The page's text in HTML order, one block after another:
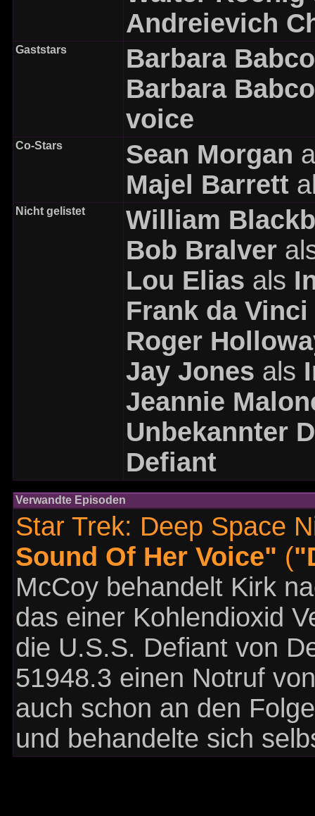
Andreievich
Gaststars
Barbara
Barbara
voice
Co-Stars Sean Morgan
Majel Barrett
Nicht gelistet
William
Bob Bralver
Lou Elias als
Frank da Vinci
Roger
Jay Jones als
Jeannie
Unbekannter
Defiant
Verwandte Episoden
Star Trek: Deep Space
Sound Of Her Voice" (
McCoy behandelt Kirk
das einer Kohlendioxid
die U.S.S. Defiant von
51948.3 einen Notruf
auch schon an den
und behandelte sich